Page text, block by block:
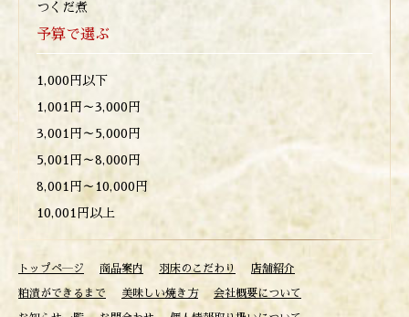
つくだ煮
予算で選ぶ
1,000円以下
1,001円～3,000円
3,001円～5,000円
5,001円～8,000円
8,001円～10,000円
10,001円以上
トップペ―ジ 商品案内 羽床のこだわり 店舗紹介
粕漬ができるまで 美味しい焼き方 会社概要について